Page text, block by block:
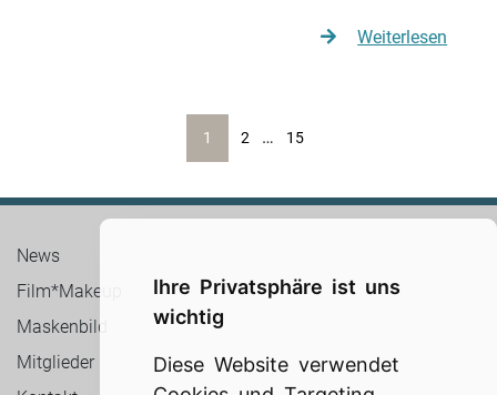
Ihre Privatsphäre ist uns
wichtig
Diese Website verwendet
Weiterlesen
Beitrags-
Navigation
1 2 … 15
News
Film*Makeup
Maskenbild
Mitglieder